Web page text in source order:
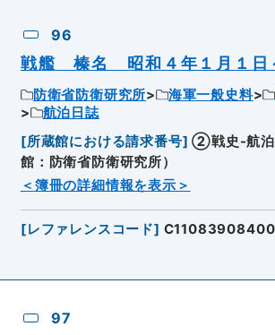
96
戦艦 榛名 昭和４年１月１日
防衛省防衛研究所 海軍一般史料
航泊日誌
[所蔵館における請求番号] ②戦史-航泊
館：防衛省防衛研究所）
＜簿冊の詳細情報を表示＞
[レファレンスコード] C11083908400
97